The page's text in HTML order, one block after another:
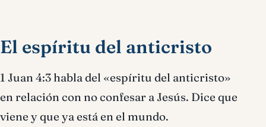
El espíritu del anticristo
1 Juan 4:3 habla del «espíritu del anticristo»
en relación con no confesar a Jesús. Dice que
viene y que ya está en el mundo.